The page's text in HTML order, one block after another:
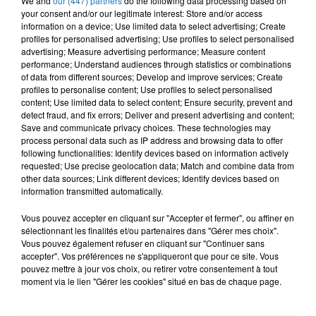
À LA UNE
16 mai 2024
Baya: La Muse Algérienne Qui a Charmé le Monde
31 décembre 2025
Une CAN bien lancée entre cérémonial,
confirmations et démonstrations
your consent and/or our legitimate interest: Store and/or access
information on a device; Use limited data to select advertising; Create
profiles for personalised advertising; Use profiles to select personalised
advertising; Measure advertising performance; Measure content
performance; Understand audiences through statistics or combinations
of data from different sources; Develop and improve services; Create
profiles to personalise content; Use profiles to select personalised
content; Use limited data to select content; Ensure security, prevent and
detect fraud, and fix errors; Deliver and present advertising and content;
Save and communicate privacy choices. These technologies may
process personal data such as IP address and browsing data to offer
following functionalities: Identify devices based on information actively
requested; Use precise geolocation data; Match and combine data from
other data sources; Link different devices; Identify devices based on
information transmitted automatically.
Vous pouvez accepter en cliquant sur "Accepter et fermer", ou affiner en
sélectionnant les finalités et/ou partenaires dans "Gérer mes choix".
Vous pouvez également refuser en cliquant sur "Continuer sans
accepter". Vos préférences ne s'appliqueront que pour ce site. Vous
pouvez mettre à jour vos choix, ou retirer votre consentement à tout
moment via le lien "Gérer les cookies" situé en bas de chaque page.